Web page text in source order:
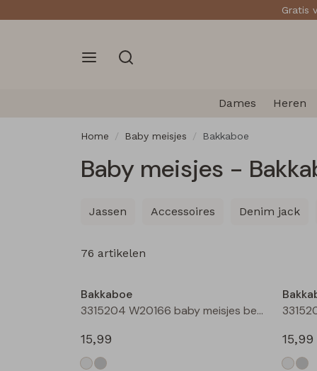
Gratis
Dames Heren
Home Baby meisjes Bakkaboe
Baby meisjes -
Accessoires Denim jack
Jassen
76 artikelen
Bakkaboe
3315204 W20166 baby meisjes bermuda Cream
15,99
15,99